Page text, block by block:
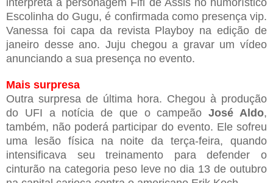
interpreta a personagem Fifi de Assis no humorístico
Escolinha do Gugu, é confirmada como presença vip.
Vanessa foi capa da revista Playboy na edição de
janeiro desse ano. Juju chegou a gravar um vídeo
anunciando a sua presença no evento.
Mais surpresa
Outra surpresa de última hora. Chegou à produção
do UFI a notícia de que o campeãoJosé Aldo,
também, não poderá participar do evento. Ele sofreu
uma lesão física na noite da terça-feira, quando
intensificava seu treinamento para defender o
cinturão na categoria peso leve no dia 13 de outubro